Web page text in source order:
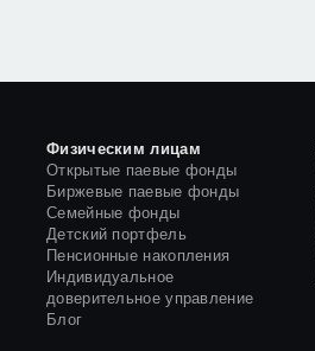
Физическим лицам
Открытые паевые фонды
Биржевые паевые фонды
Семейные фонды
Детский портфель
Пенсионные накопления
Индивидуальное
доверительное управление
Блог